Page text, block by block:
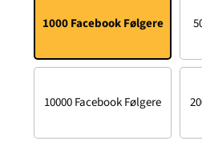
1000 Facebook Følgere
10000 Facebook Følgere